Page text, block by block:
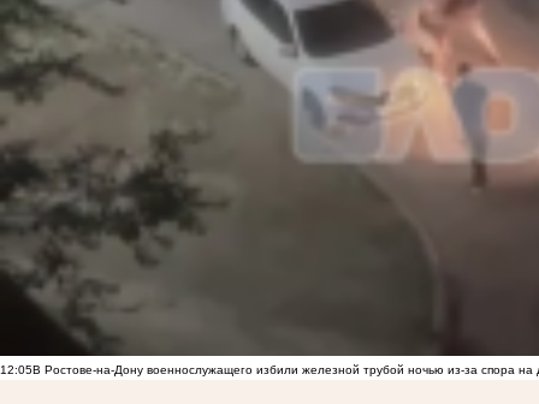
12:05В Ростове-на-Дону военнослужащего избили железной трубой ночью из-за спора на